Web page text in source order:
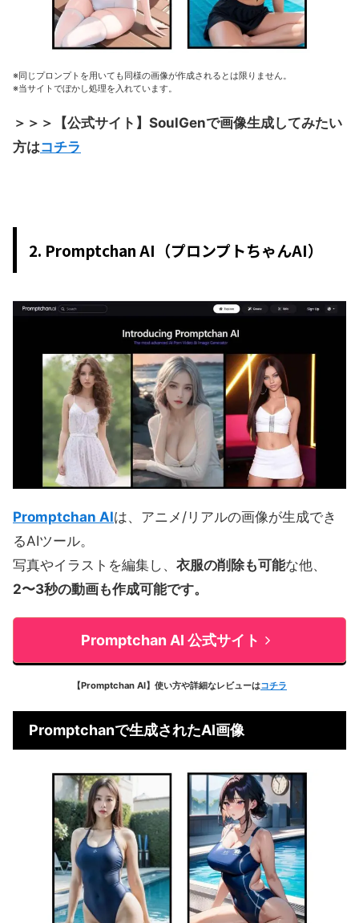
※同じプロンプトを用いても同様の画像が作成されるとは限りません。
※当サイトでぼかし処理を入れています。
＞＞＞【公式サイト】SoulGenで画像生成してみたい
方はコチラ
2. Promptchan AI（プロンプトちゃんAI）
Promptchan AIは、アニメ/リアルの画像が生成でき
るAIツール。
写真やイラストを編集し、 衣服の削除も可能な他、
2〜3秒の動画も作成可能です。
Promptchan AI 公式サイト
【Promptchan AI】使い方や詳細なレビューはコチラ
Promptchanで生成されたAI画像